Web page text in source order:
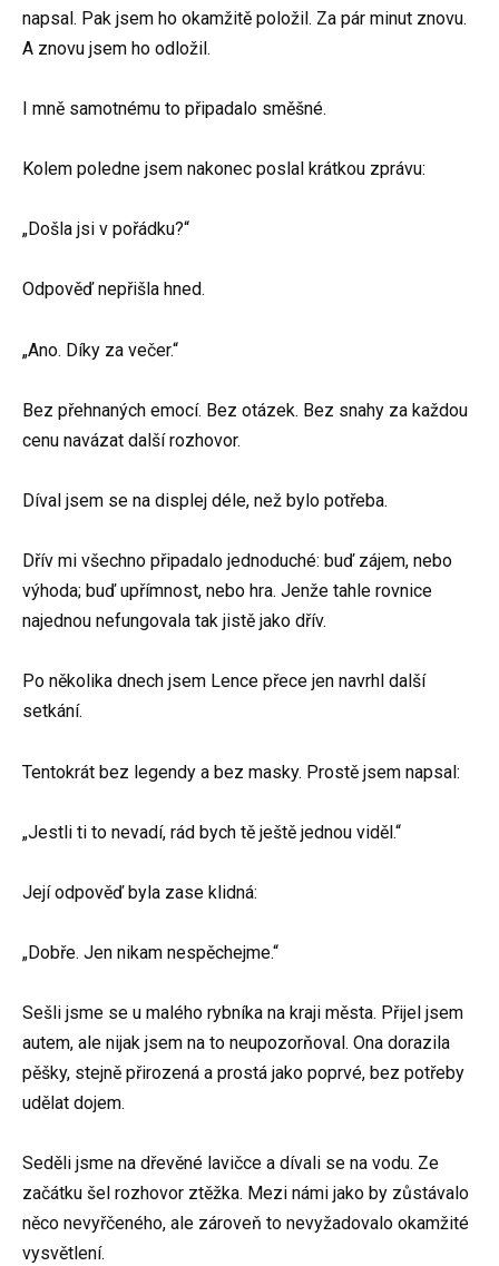
napsal. Pak jsem ho okamžitě položil. Za pár minut znovu.
A znovu jsem ho odložil.
I mně samotnému to připadalo směšné.
Kolem poledne jsem nakonec poslal krátkou zprávu:
„Došla jsi v pořádku?“
Odpověď nepřišla hned.
„Ano. Díky za večer.“
Bez přehnaných emocí. Bez otázek. Bez snahy za každou
cenu navázat další rozhovor.
Díval jsem se na displej déle, než bylo potřeba.
Dřív mi všechno připadalo jednoduché: buď zájem, nebo
výhoda; buď upřímnost, nebo hra. Jenže tahle rovnice
najednou nefungovala tak jistě jako dřív.
Po několika dnech jsem Lence přece jen navrhl další
setkání.
Tentokrát bez legendy a bez masky. Prostě jsem napsal:
„Jestli ti to nevadí, rád bych tě ještě jednou viděl.“
Její odpověď byla zase klidná:
„Dobře. Jen nikam nespěchejme.“
Sešli jsme se u malého rybníka na kraji města. Přijel jsem
autem, ale nijak jsem na to neupozorňoval. Ona dorazila
pěšky, stejně přirozená a prostá jako poprvé, bez potřeby
udělat dojem.
Seděli jsme na dřevěné lavičce a dívali se na vodu. Ze
začátku šel rozhovor ztěžka. Mezi námi jako by zůstávalo
něco nevyřčeného, ale zároveň to nevyžadovalo okamžité
vysvětlení.